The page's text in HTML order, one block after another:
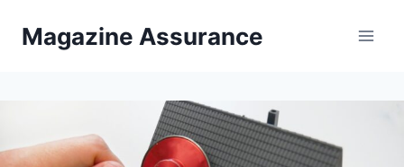
Magazine Assurance